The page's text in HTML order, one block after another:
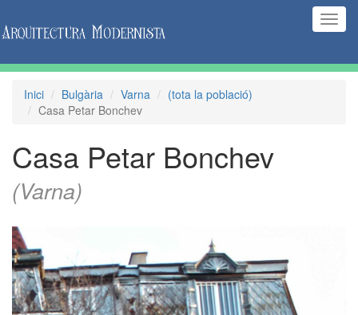
Inici Bulgària Varna
(tota la població)
Casa Petar Bonchev
Casa Petar Bonchev
(Varna)